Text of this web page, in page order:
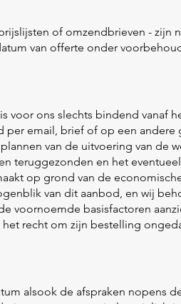
of omzendbrieven - zijn
van offerte onder
voor ons slechts bindend vanaf
per email, brief of op een andere
van de uitvoering van de
teruggezonden en het
op grond van de
van dit aanbod, en wij
voornoemde basisfactoren
recht om zijn bestelling
alsook de afspraken nopens